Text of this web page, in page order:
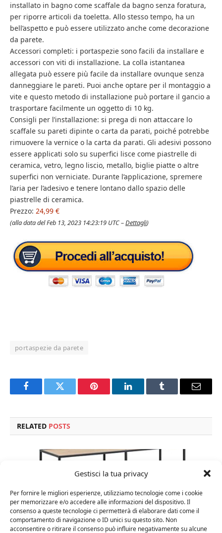
Gestisci la tua privacy
Per fornire le migliori esperienze, utilizziamo tecnologie come i cookie
per memorizzare e/o accedere alle informazioni del dispositivo. Il
consenso a queste tecnologie ci permetterà di elaborare dati come il
comportamento di navigazione o ID unici su questo sito. Non
acconsentire o ritirare il consenso può influire negativamente su alcune
installato in bagno come scaffale da bagno senza foratura,
per riporre articoli da toeletta. Allo stesso tempo, ha un
bell’aspetto e può essere utilizzato anche come decorazione
da parete.
Accessori completi: i portaspezie sono facili da installare e
accessori con viti di installazione. La colla istantanea
allegata può essere più facile da installare ovunque senza
danneggiare le pareti. Puoi anche optare per il montaggio a
vite e questo metodo di installazione può portare il gancio a
trasportare facilmente un oggetto di 10 kg.
Consigli per l’installazione: si prega di non attaccare lo
scaffale su pareti dipinte o carta da parati, poiché potrebbe
rimuovere la vernice o la carta da parati. Gli adesivi possono
essere applicati solo su superfici lisce come piastrelle di
ceramica, vetro, legno liscio, metallo, biglie piatte o altre
superfici non verniciate. Durante l’applicazione, spremere
l’aria per l’adesivo e tenere lontano dallo spazio delle
piastrelle di ceramica.
Prezzo: 24,99 €
(alla data del Feb 13, 2023 14:23:19 UTC –Dettagli)
portaspezie da parete
FacebookTwitter Pinterest LinkedInTumblr Email
RELATED POSTS